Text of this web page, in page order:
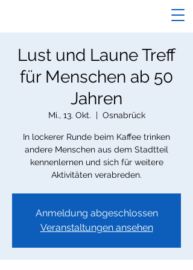
Lust und Laune Treff
für Menschen ab 50
Jahren
Mi., 13. Okt.
  |
Osnabrück
In lockerer Runde beim Kaffee trinken
andere Menschen aus dem Stadtteil
kennenlernen und sich für weitere
Aktivitäten verabreden.
Anmeldung abgeschlossen
Veranstaltungen ansehen